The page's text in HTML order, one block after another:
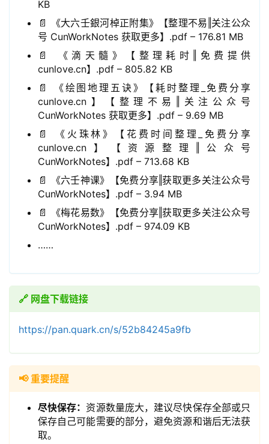
领
券
入
券
KB
📄 《大六壬銀河棹正附集》【整理不易‖关注公众
号 CunWorkNotes 获取更多】.pdf – 176.81 MB
📄 《滴天髓》【整理耗时‖免费提供
cunlove.cn】.pdf – 805.82 KB
📄 《绘图地理五诀》【耗时整理_免费分享
cunlove.cn】【整理不易‖关注公众号
CunWorkNotes 获取更多】.pdf – 9.69 MB
📄 《火珠林》【花费时间整理_免费分享
cunlove.cn】【资源整理‖公众号
CunWorkNotes】.pdf – 713.68 KB
📄 《六壬神课》【免费分享‖获取更多关注公众号
CunWorkNotes】.pdf – 3.94 MB
📄 《梅花易数》【免费分享‖获取更多关注公众号
CunWorkNotes】.pdf – 974.09 KB
……
🔗 网盘下载链接
https://pan.quark.cn/s/52b84245a9fb
📢 重要提醒
尽快保存： 资源数量庞大，建议尽快保存全部或只
保存自己可能需要的部分，避免资源和谐后无法获
取。